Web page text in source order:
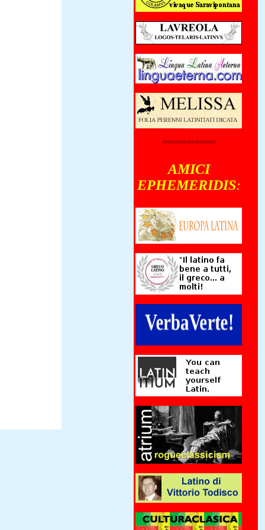
=============
AMICI
EPHEMERIDIS: